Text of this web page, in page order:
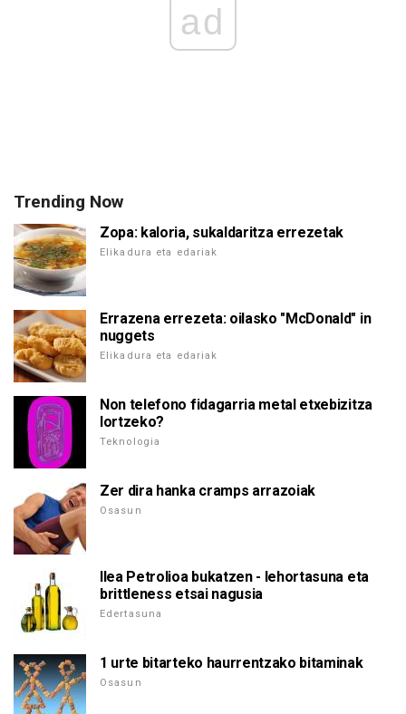
ad
Trending Now
Zopa: kaloria, sukaldaritza errezetak
Elikadura eta edariak
Errazena errezeta: oilasko "McDonald" in
nuggets
Elikadura eta edariak
Non telefono fidagarria metal etxebizitza
lortzeko?
Teknologia
Zer dira hanka cramps arrazoiak
Osasun
Ilea Petrolioa bukatzen - lehortasuna eta
brittleness etsai nagusia
Edertasuna
1 urte bitarteko haurrentzako bitaminak
Osasun